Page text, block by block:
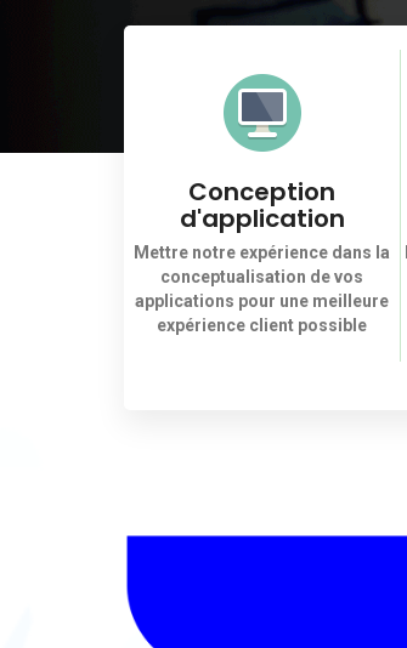
Conception
d'application
Mettre notre expérience dans la
conceptualisation de vos
applications pour une meilleure
expérience client possible